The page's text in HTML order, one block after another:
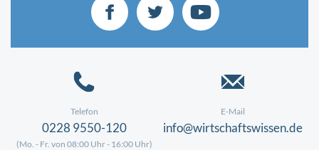
Telefon
0228 9550-120
(Mo. - Fr. von 08:00 Uhr - 16:00 Uhr)
E-Mail
info@wirtschaftswissen.de